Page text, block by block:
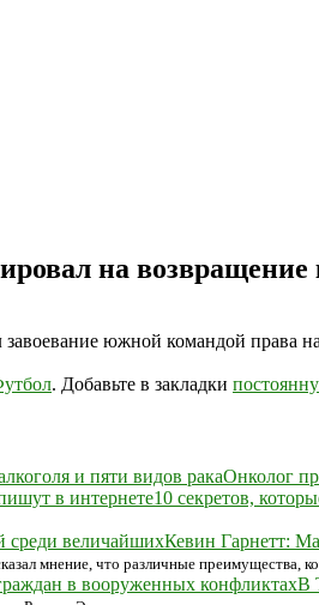
на
южной командой права
. Добавьте в закладки
Онколог
10 секретов,
Кевин Гарнетт:
мнение, что различные
В